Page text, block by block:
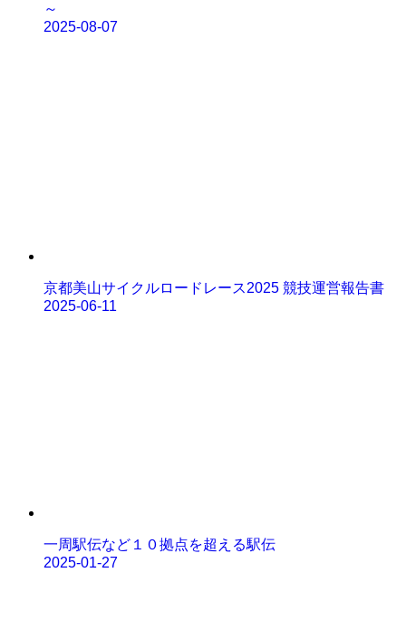
～
2025-08-07
京都美山サイクルロードレース2025 競技運営報告書
2025-06-11
一周駅伝など１０拠点を超える駅伝
2025-01-27